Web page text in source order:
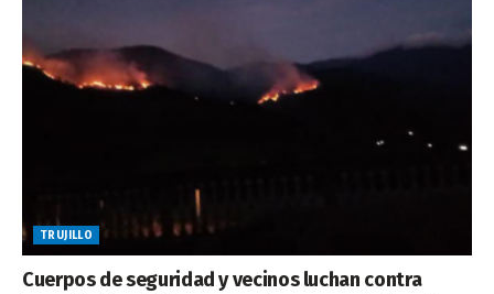
TRUJILLO
Cuerpos de seguridad y vecinos luchan contra